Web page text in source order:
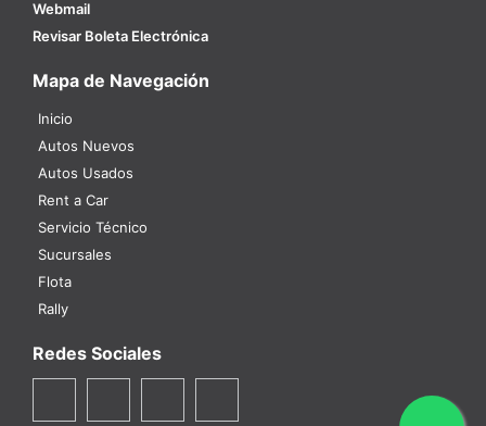
Webmail
Revisar Boleta Electrónica
Mapa de Navegación
Inicio
Autos Nuevos
Autos Usados
Rent a Car
Servicio Técnico
Sucursales
Flota
Rally
Redes Sociales